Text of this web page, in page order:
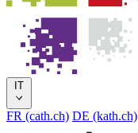
IT
FR (cath.ch) DE (kath.ch)